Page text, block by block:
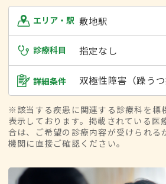
エリア・駅 敷地駅
診療科目 指定なし
詳細条件 双極性障害（躁うつ
※該当する疾患に関連する診療科を標
表示しております。掲載されている医
合は、ご希望の診療内容が受けられる
機関に直接ご確認ください。